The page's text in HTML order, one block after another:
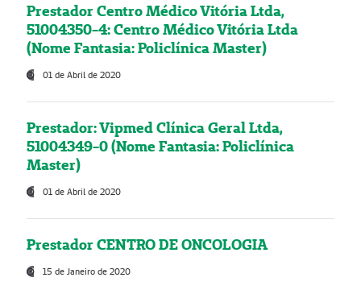
Prestador Centro Médico Vitória Ltda,
51004350-4: Centro Médico Vitória Ltda
(Nome Fantasia: Policlínica Master)
01 de Abril de 2020
Prestador: Vipmed Clínica Geral Ltda,
51004349-0 (Nome Fantasia: Policlínica
Master)
01 de Abril de 2020
Prestador CENTRO DE ONCOLOGIA
15 de Janeiro de 2020